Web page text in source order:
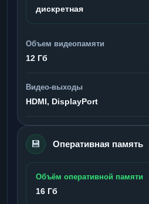
дискретная
Объем видеопамяти
12 Гб
Видео-выходы
HDMI, DisplayPort
💾 Оперативная память
Объём оперативной памяти
16 Гб